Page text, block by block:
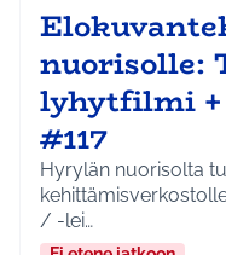
−
nuorisolle:
lyhytfilmi
#117
Hyrylän nuorisolta
/ -lei…